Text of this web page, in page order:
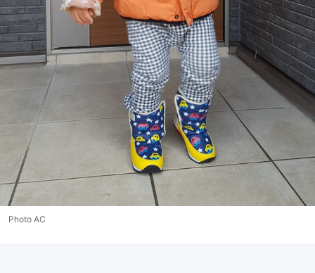
Photo AC